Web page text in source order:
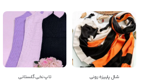
شال پاییزه رونی تاپ نخی گلستانی